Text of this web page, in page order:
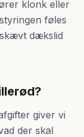
klonk eller
føles
dækslid
giver vi
der skal